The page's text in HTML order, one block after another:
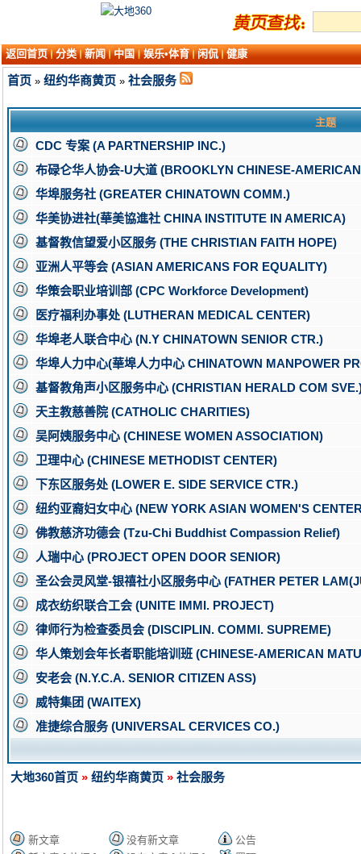
返回首页 分类 新闻 中国 娱乐•体育 闲侃 健康
首页 » 纽约华商黄页 » 社会服务
主题
CDC 专案 (A PARTNERSHIP INC.)
布碌仑华人协会-U大道 (BROOKLYN CHINESE-
华埠服务社 (GREATER CHINATOWN COMM.)
华美协进社(華美協進社 CHINA INSTITUTE IN AMERICA)
基督教信望爱小区服务 (THE CHRISTIAN FAITH HOPE)
亚洲人平等会 (ASIAN AMERICANS FOR EQUALITY)
华策会职业培训部 (CPC Workforce Development)
医疗福利办事处 (LUTHERAN MEDICAL CENTER)
华埠老人联合中心 (N.Y CHINATOWN SENIOR CTR.)
华埠人力中心(華埠人力中心 CHINATOWN MANPOWER
基督教角声小区服务中心 (CHRISTIAN HERALD COM
天主教慈善院 (CATHOLIC CHARITIES)
吴阿姨服务中心 (CHINESE WOMEN ASSOCIATION)
卫理中心 (CHINESE METHODIST CENTER)
下东区服务处 (LOWER E. SIDE SERVICE CTR.)
纽约亚裔妇女中心 (NEW YORK ASIAN WOMEN'S
佛教慈济功德会 (Tzu-Chi Buddhist Compassion Relief)
人瑞中心 (PROJECT OPEN DOOR SENIOR)
圣公会灵风堂-银禧社小区服务中心 (FATHER PETER
成衣纺织联合工会 (UNITE IMMI. PROJECT)
律师行为检查委员会 (DISCIPLIN. COMMI. SUPREME)
华人策划会年长者职能培训班 (CHINESE-AMERICAN
安老会 (N.Y.C.A. SENIOR CITIZEN ASS)
威特集团 (WAITEX)
准捷综合服务 (UNIVERSAL CERVICES CO.)
大地360首页 » 纽约华商黄页 » 社会服务
新文章 没有新文章
公告